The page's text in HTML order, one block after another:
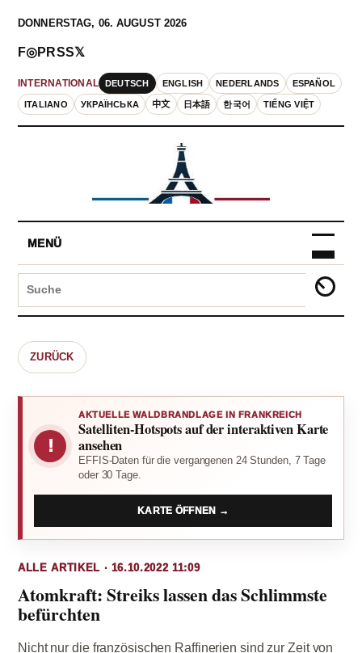
DONNERSTAG, 06. AUGUST 2026
INTERNATIONAL DEUTSCH ENGLISH NEDERLANDS ESPAÑOL
ITALIANO УКРАЇНСЬКА 中文 日本語 한국어 TIẾNG VIỆT
F◎PRSS𝕏
MENÜ
ZURÜCK
!
AKTUELLE WALDBRANDLAGE IN FRANKREICH
Satelliten-Hotspots auf der interaktiven Karte
ansehen
EFFIS-Daten für die vergangenen 24 Stunden, 7 Tage
oder 30 Tage.
KARTE ÖFFNEN →
ALLE ARTIKEL · 16.10.2022 11:09
Atomkraft: Streiks lassen das Schlimmste
befürchten
Nicht nur die französischen Raffinerien sind zur Zeit von